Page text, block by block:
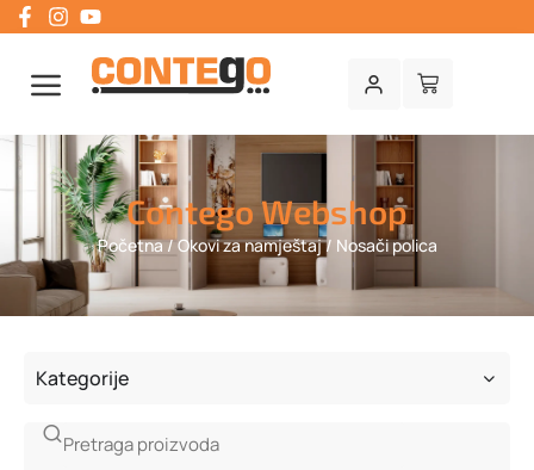
Contego Webshop
Početna/Okovi za namještaj/ Nosači polica
Kategorije